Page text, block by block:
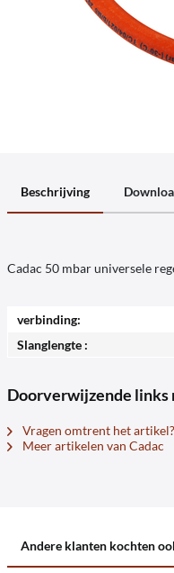
Beschrijving
Cadac 50 mbar universele
verbinding:
Slanglengte :
Doorverwijzende links
Vragen omtrent het artikel?
Meer artikelen van Cadac
Andere klanten kochten